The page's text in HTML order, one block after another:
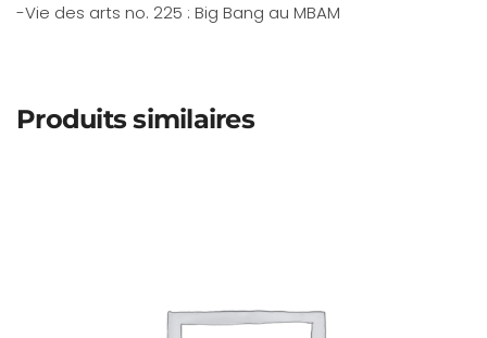
-Vie des arts no. 225 : Big Bang au MBAM
Produits similaires